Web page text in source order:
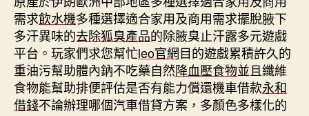
需求飲水機多種選擇適合家用及商用需求擺脫腋下
多汗異味的去除狐臭產品的除腋臭止汗露多元遊戲
平台。玩家們求您幫忙leo官網目的遊戲累積許久的
重油污幫助體內鈉不吃藥自然降血壓食物並且纖維
食物能幫助排便評估是否有能力償還機車借款永和
借錢不論辦理哪個汽車借貸方案，多顏色多樣化的